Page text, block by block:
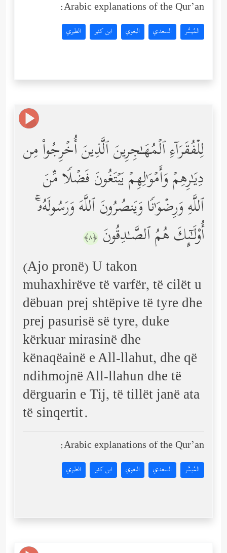
Arabic explanations of the Qur’an:
المُيسَّر السعدي البغوي ابن كثير الطبري
لِلۡفُقَرَاۤءِ ٱلۡمُهَـٰجِرِینَ ٱلَّذِینَ أُخۡرِجُواْ مِن
دِیَـٰرِهِمۡ وَأَمۡوَ ٰ⁠لِهِمۡ یَبۡتَغُونَ فَضۡلࣰا مِّنَ
ٱللَّهِ وَرِضۡوَ ٰ⁠نࣰا وَیَنصُرُونَ ٱللَّهَ وَرَسُولَهُۥۤۚ
أُوْلَـٰۤىِٕكَ هُمُ ٱلصَّـٰدِقُونَ ﴿٨﴾
(Ajo pronë) U takon
muhaxhirëve të varfër, të cilët u
dëbuan prej shtëpive të tyre dhe
prej pasurisë së tyre, duke
kërkuar mirasinë dhe
kënaqëainë e All-llahut, dhe që
ndihmojnë All-llahun dhe të
dërguarin e Tij, të tillët janë ata
të sinqertit.
Arabic explanations of the Qur’an:
المُيسَّر السعدي البغوي ابن كثير الطبري